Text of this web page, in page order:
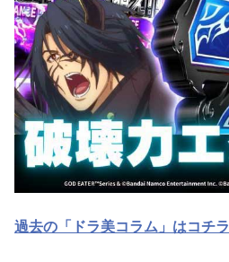
過去の「ドラ美コラム」はコチラ